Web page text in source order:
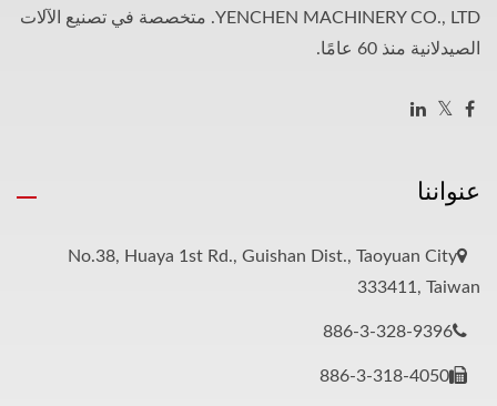
YENCHEN MACHINERY CO., LTD. متخصصة في تصنيع الآلات
الصيدلانية منذ 60 عامًا.
عنواننا
No.38, Huaya 1st Rd., Guishan Dist., Taoyuan City
333411, Taiwan
886-3-328-9396
886-3-318-4050